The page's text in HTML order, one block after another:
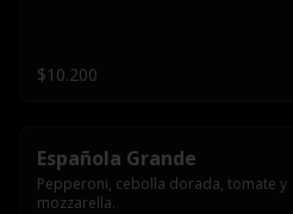
$10.200
Española Grande
Pepperoni, cebolla dorada, tomate y
mozzarella.